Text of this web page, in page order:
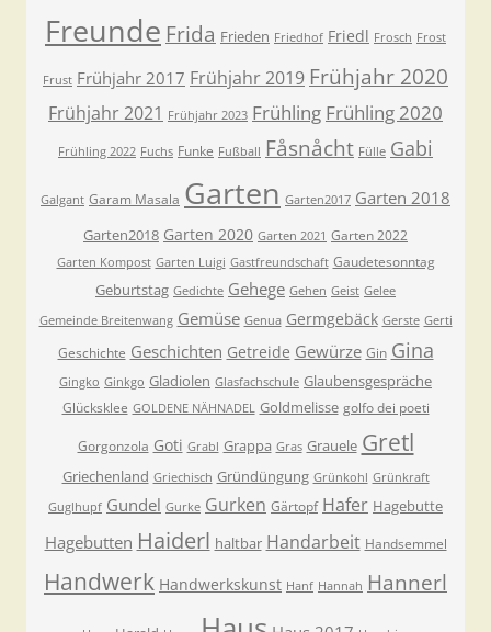
Freunde Frida Frieden Friedhof Friedl Frosch Frost
Frust Frühjahr 2017 Frühjahr 2019 Frühjahr 2020
Frühjahr 2021 Frühjahr 2023 Frühling Frühling 2020
Frühling 2022 Fuchs Funke Fußball Fåsnåcht Fülle Gabi
Galgant Garam Masala Garten Garten2017 Garten 2018
Garten2018 Garten 2020 Garten 2021 Garten 2022
Garten Kompost Garten Luigi Gastfreundschaft Gaudetesonntag
Geburtstag Gedichte Gehege Gehen Geist Gelee
Gemeinde Breitenwang Gemüse Genua Germgebäck Gerste Gerti
Geschichte Geschichten Getreide Gewürze Gin Gina
Gingko Ginkgo Gladiolen Glasfachschule Glaubensgespräche
Glücksklee GOLDENE NÄHNADEL Goldmelisse golfo dei poeti
Gorgonzola Goti Grabl Grappa Gras Grauele Gretl
Griechenland Griechisch Gründüngung Grünkohl Grünkraft
Guglhupf Gundel Gurke Gurken Gärtopf Hafer Hagebutte
Hagebutten Haiderl haltbar Handarbeit Handsemmel
Handwerk Handwerkskunst Hanf Hannah Hannerl